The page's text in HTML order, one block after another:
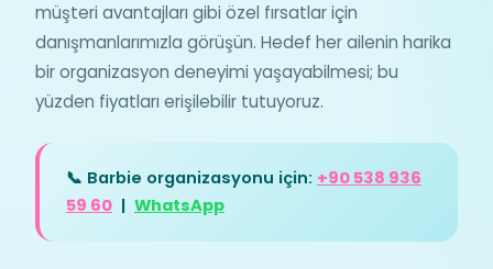
müşteri avantajları gibi özel fırsatlar için
danışmanlarımızla görüşün. Hedef her ailenin harika
bir organizasyon deneyimi yaşayabilmesi; bu
yüzden fiyatları erişilebilir tutuyoruz.
📞 Barbie organizasyonu için: +90 538 936
59 60 | WhatsApp